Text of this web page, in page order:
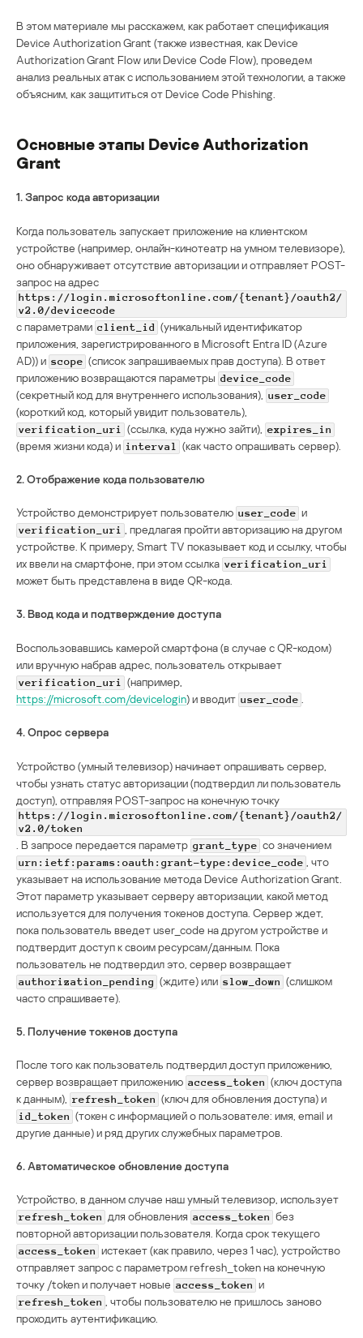
В этом материале мы расскажем, как работает спецификация
Device Authorization Grant (также известная, как Device
Authorization Grant Flow или Device Code Flow), проведем
анализ реальных атак с использованием этой технологии, а также
объясним, как защититься от Device Code Phishing.
Основные этапы Device Authorization
Grant
1.Запрос кода авторизации
Когда пользователь запускает приложение на клиентском
устройстве (например, онлайн-кинотеатр на умном телевизоре),
оно обнаруживает отсутствие авторизации и отправляет POST-
запрос на адрес
https://login.microsoftonline.com/{tenant}/oauth2/
v2.0/devicecode
с параметрами client_id (уникальный идентификатор
приложения, зарегистрированного в Microsoft Entra ID (Azure
AD)) и scope (список запрашиваемых прав доступа). В ответ
приложению возвращаются параметры device_code
(секретный код для внутреннего использования), user_code
(короткий код, который увидит пользователь),
verification_uri (ссылка, куда нужно зайти), expires_in
(время жизни кода) и interval (как часто опрашивать сервер).
2. Отображение кода пользователю
Устройство демонстрирует пользователю user_code и
verification_uri
, предлагая пройти авторизацию на другом
устройстве. К примеру, Smart TV показывает код и ссылку, чтобы
их ввели на смартфоне, при этом ссылка verification_uri
может быть представлена в виде QR-кода.
3. Ввод кода и подтверждение доступа
Воспользовавшись камерой смартфона (в случае с QR-кодом)
или вручную набрав адрес, пользователь открывает
verification_uri
(например,
https://microsoft.com/devicelogin) и вводит user_code
4. Опрос сервера
Устройство (умный телевизор) начинает опрашивать сервер,
чтобы узнать статус авторизации (подтвердил ли пользователь
доступ), отправляя POST-запрос на конечную точку
https://login.microsoftonline.com/{tenant}/oauth2/
v2.0/token
. В запросе передается параметр grant_type со значением
urn:ietf:params:oauth:grant-type:device_code
, что
указывает на использование метода Device Authorization Grant.
Этот параметр указывает серверу авторизации, какой метод
используется для получения токенов доступа. Сервер ждет,
пока пользователь введет user_code на другом устройстве и
подтвердит доступ к своим ресурсам/данным. Пока
пользователь не подтвердил это, сервер возвращает
authorization_pending (ждите) или slow_down (слишком
часто спрашиваете).
5. Получение токенов доступа
После того как пользователь подтвердил доступ приложению,
сервер возвращает приложению access_token (ключ доступа
к данным),
refresh_token (ключ для обновления доступа) и
id_token (токен с информацией о пользователе: имя, email и
другие данные) и ряд других служебных параметров.
6. Автоматическое обновление доступа
Устройство, в данном случае наш умный телевизор, использует
refresh_token для обновления access_token без
повторной авторизации пользователя. Когда срок текущего
access_token истекает (как правило, через 1 час), устройство
отправляет запрос с параметром refresh_token на конечную
точку /token и получает новые access_token и
refresh_token
, чтобы пользователю не пришлось заново
проходить аутентификацию.